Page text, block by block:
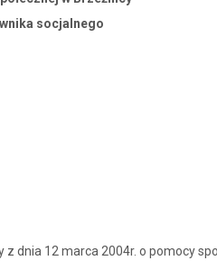
socjalnego
12 marca 2004r. o pomocy